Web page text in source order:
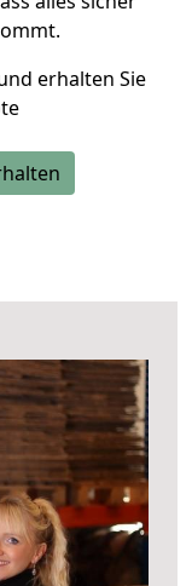
erhalten Sie